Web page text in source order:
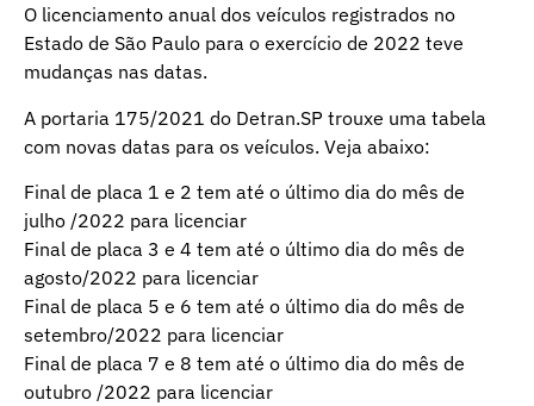
O licenciamento anual dos veículos registrados no
Estado de São Paulo para o exercício de 2022 teve
mudanças nas datas.
A portaria 175/2021 do Detran.SP trouxe uma tabela
com novas datas para os veículos. Veja abaixo:
Final de placa 1 e 2 tem até o último dia do mês de
julho /2022 para licenciar
Final de placa 3 e 4 tem até o último dia do mês de
agosto/2022 para licenciar
Final de placa 5 e 6 tem até o último dia do mês de
setembro/2022 para licenciar
Final de placa 7 e 8 tem até o último dia do mês de
outubro /2022 para licenciar